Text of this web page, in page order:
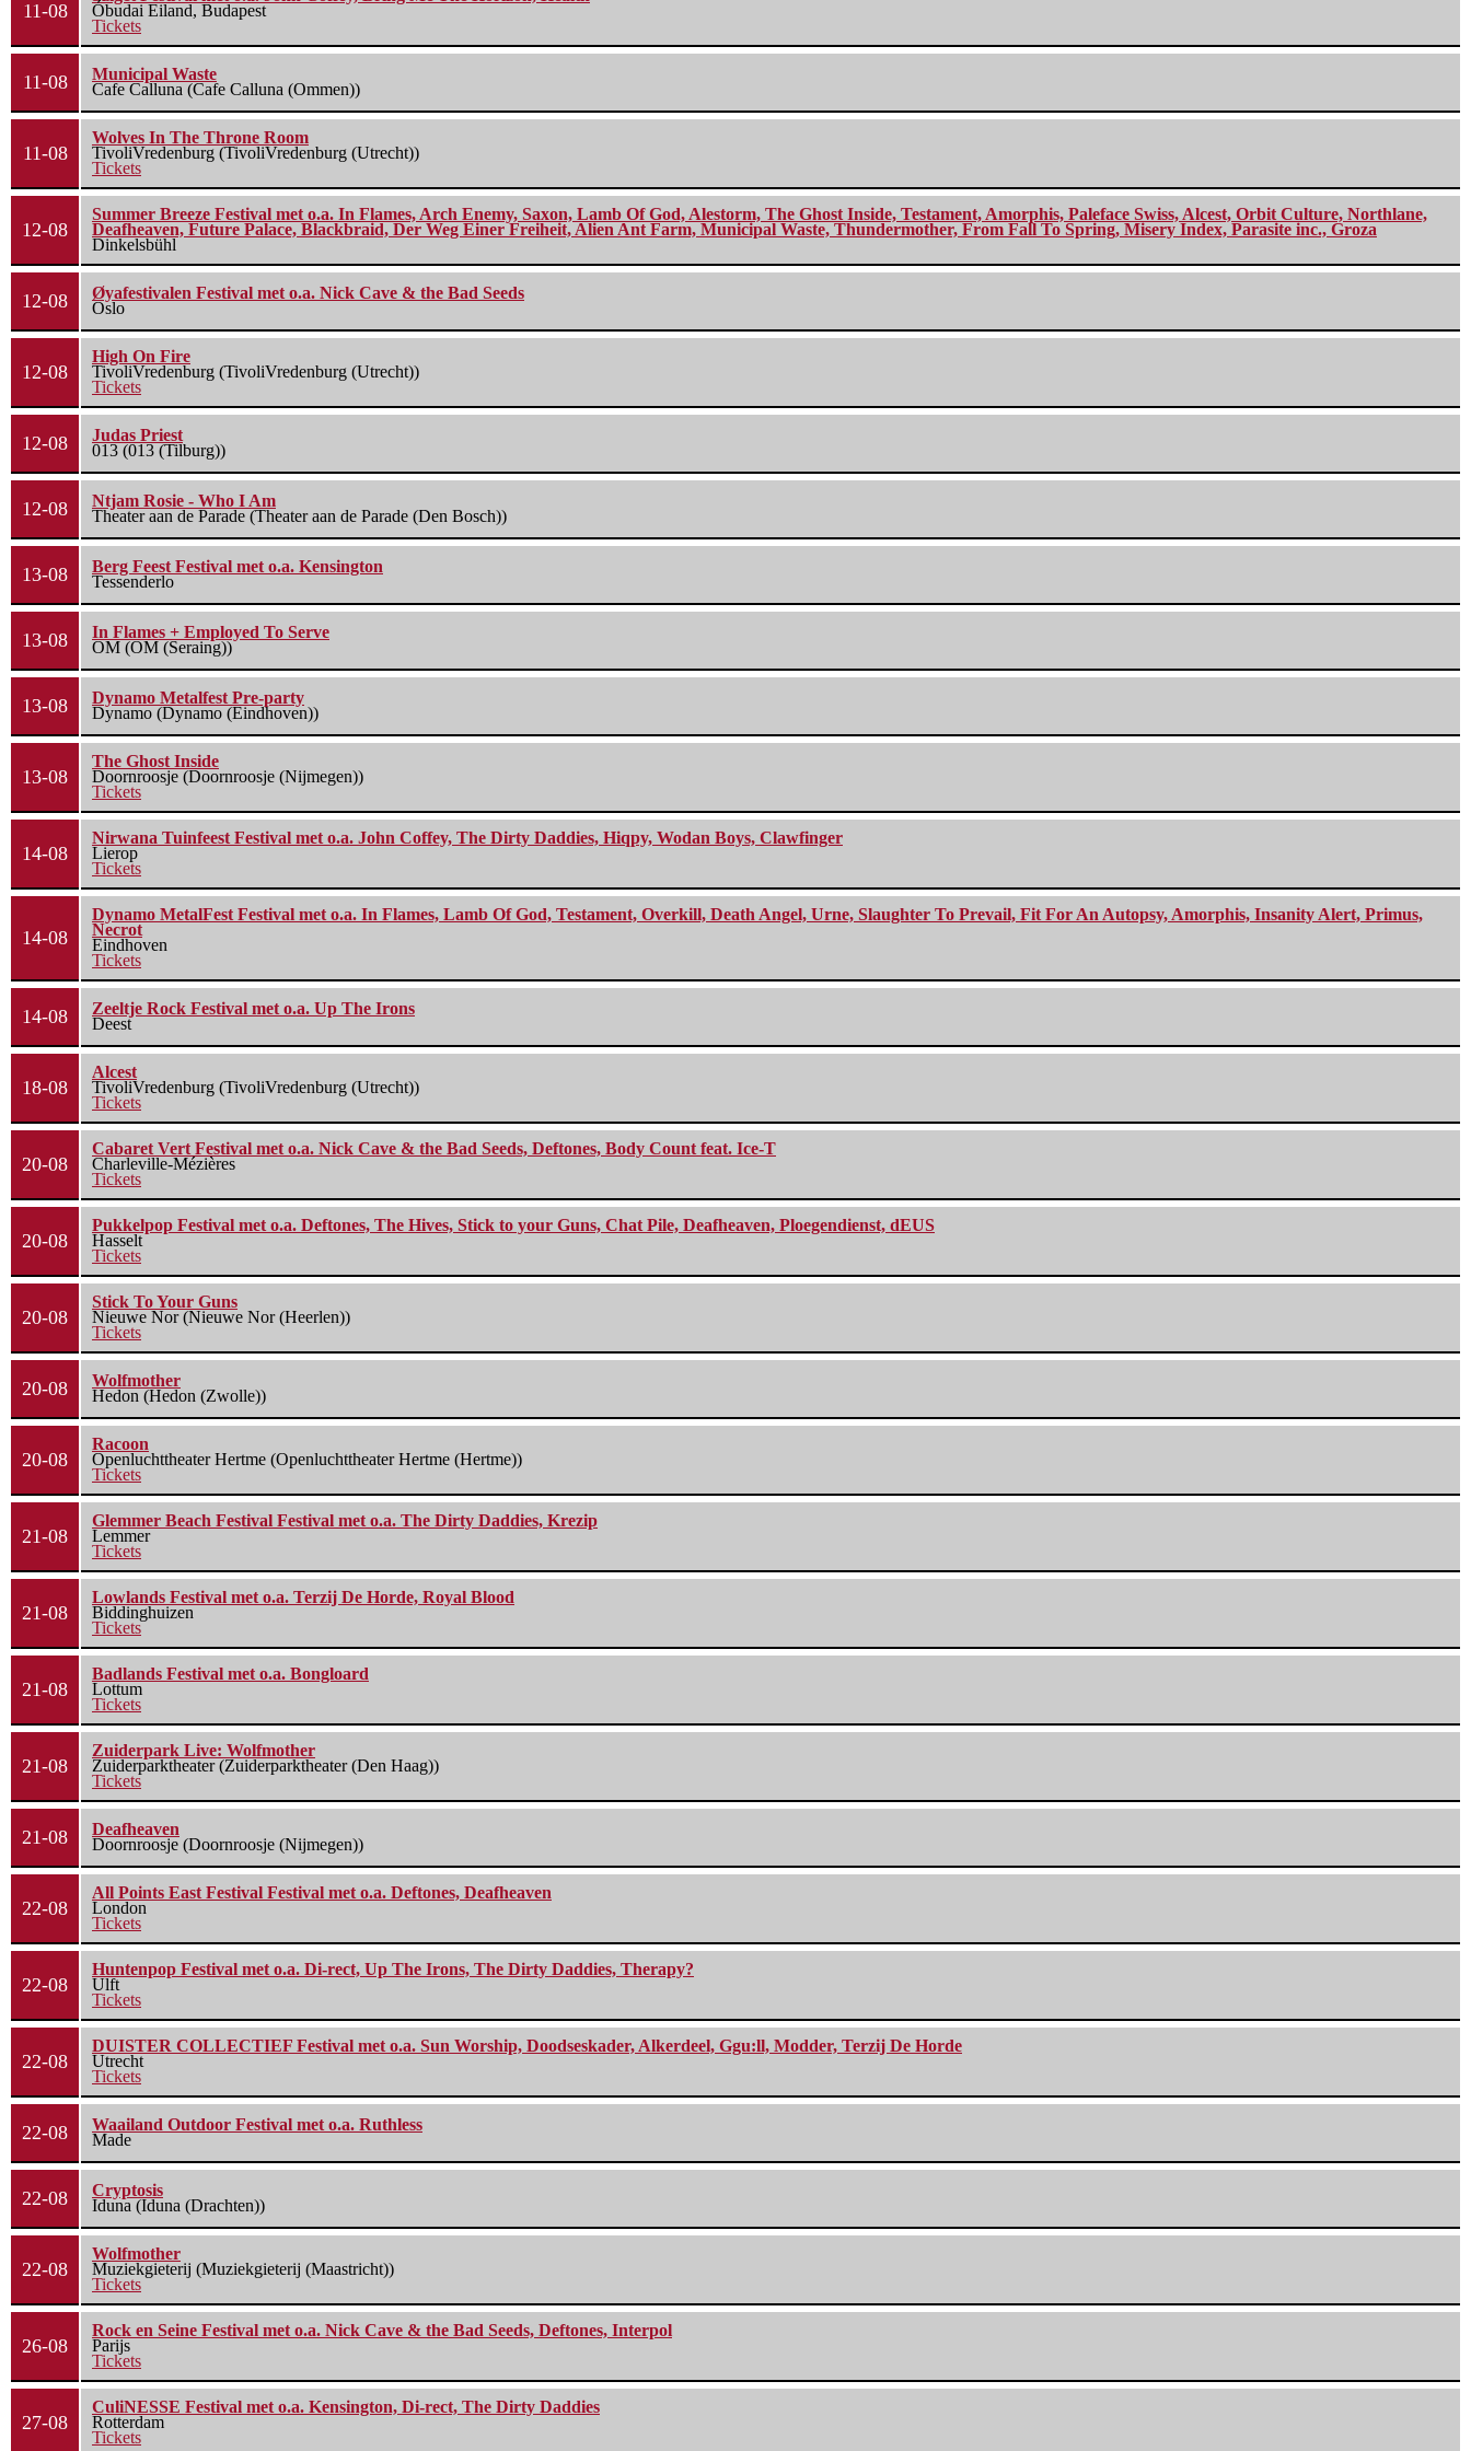
11-08
Óbudai Eiland, Budapest
Tickets
11-08
Municipal Waste
Cafe Calluna (Cafe Calluna (Ommen))
11-08
Wolves In The Throne Room
TivoliVredenburg (TivoliVredenburg (Utrecht))
Tickets
12-08
Summer Breeze Festival met o.a. In Flames, Arch Enemy, Saxon, Lamb Of God, Alestorm, The Ghost Inside, Testament, Amorphis, Paleface Swiss, Alcest, Orbit Culture, Northlane,
Deafheaven, Future Palace, Blackbraid, Der Weg Einer Freiheit, Alien Ant Farm, Municipal Waste, Thundermother, From Fall To Spring, Misery Index, Parasite inc., Groza
Dinkelsbühl
12-08
Øyafestivalen Festival met o.a. Nick Cave & the Bad Seeds
Oslo
12-08
High On Fire
TivoliVredenburg (TivoliVredenburg (Utrecht))
Tickets
12-08
Judas Priest
013 (013 (Tilburg))
12-08
Ntjam Rosie - Who I Am
Theater aan de Parade (Theater aan de Parade (Den Bosch))
13-08
Berg Feest Festival met o.a. Kensington
Tessenderlo
13-08
In Flames + Employed To Serve
OM (OM (Seraing))
13-08
Dynamo Metalfest Pre-party
Dynamo (Dynamo (Eindhoven))
13-08
The Ghost Inside
Doornroosje (Doornroosje (Nijmegen))
Tickets
14-08
Nirwana Tuinfeest Festival met o.a. John Coffey, The Dirty Daddies, Hiqpy, Wodan Boys, Clawfinger
Lierop
Tickets
14-08
Dynamo MetalFest Festival met o.a. In Flames, Lamb Of God, Testament, Overkill, Death Angel, Urne, Slaughter To Prevail, Fit For An Autopsy, Amorphis, Insanity Alert, Primus,
Necrot
Eindhoven
Tickets
14-08
Zeeltje Rock Festival met o.a. Up The Irons
Deest
18-08
Alcest
TivoliVredenburg (TivoliVredenburg (Utrecht))
Tickets
20-08
Cabaret Vert Festival met o.a. Nick Cave & the Bad Seeds, Deftones, Body Count feat. Ice-T
Charleville-Mézières
Tickets
20-08
Pukkelpop Festival met o.a. Deftones, The Hives, Stick to your Guns, Chat Pile, Deafheaven, Ploegendienst, dEUS
Hasselt
Tickets
20-08
Stick To Your Guns
Nieuwe Nor (Nieuwe Nor (Heerlen))
Tickets
20-08
Wolfmother
Hedon (Hedon (Zwolle))
20-08
Racoon
Openluchttheater Hertme (Openluchttheater Hertme (Hertme))
Tickets
21-08
Glemmer Beach Festival Festival met o.a. The Dirty Daddies, Krezip
Lemmer
Tickets
21-08
Lowlands Festival met o.a. Terzij De Horde, Royal Blood
Biddinghuizen
Tickets
21-08
Badlands Festival met o.a. Bongloard
Lottum
Tickets
21-08
Zuiderpark Live: Wolfmother
Zuiderparktheater (Zuiderparktheater (Den Haag))
Tickets
21-08
Deafheaven
Doornroosje (Doornroosje (Nijmegen))
22-08
All Points East Festival Festival met o.a. Deftones, Deafheaven
London
Tickets
22-08
Huntenpop Festival met o.a. Di-rect, Up The Irons, The Dirty Daddies, Therapy?
Ulft
Tickets
22-08
DUISTER COLLECTIEF Festival met o.a. Sun Worship, Doodseskader, Alkerdeel, Ggu:ll, Modder, Terzij De Horde
Utrecht
Tickets
22-08
Waailand Outdoor Festival met o.a. Ruthless
Made
22-08
Cryptosis
Iduna (Iduna (Drachten))
22-08
Wolfmother
Muziekgieterij (Muziekgieterij (Maastricht))
Tickets
26-08
Rock en Seine Festival met o.a. Nick Cave & the Bad Seeds, Deftones, Interpol
Parijs
Tickets
27-08
CuliNESSE Festival met o.a. Kensington, Di-rect, The Dirty Daddies
Rotterdam
Tickets